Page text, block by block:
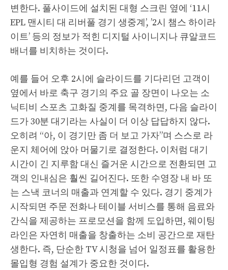
변한다. 풀사이드에 설치된 대형 스크린 옆에 ‘11시
EPL 맨시티 대 리버풀 경기 생중계’, ’2시 챔스 하이라
이트’ 등의 정보가 적힌 디지털 사이니지나 큐알코드
배너를 비치하는 것이다.
예를 들어 오후 2시에 슬라이드를 기다리던 고객이
옆에서 바로 축구 경기의 주요 골 장면이 나오는 소
닉티비 스포츠 고화질 중계를 목격하면, 다음 슬라이
드가 30분 대기라는 사실이 더 이상 답답하지 않다.
오히려 “아, 이 경기만 좀 더 보고 가자”며 스스로 라
운지 체어에 앉아 머물기로 결정한다. 이처럼 대기
시간이 긴 지루함 대신 즐거운 시간으로 전환되면 고
객의 인내심은 훨씬 길어진다. 또한 수영장 내 바 또
는 스낵 코너의 매출과 연계할 수 있다. 경기 중계가
시작되면 주문 전화나 테이블 서비스를 통해 음료와
간식을 제공하는 프로모션을 함께 도입하면, 웨이팅
라인은 자연히 매출을 창출하는 소비 공간으로 재탄
생한다. 즉, 단순한 TV 시청을 넘어 일정표를 활용한
몰입형 경험 설계가 중요한 것이다.